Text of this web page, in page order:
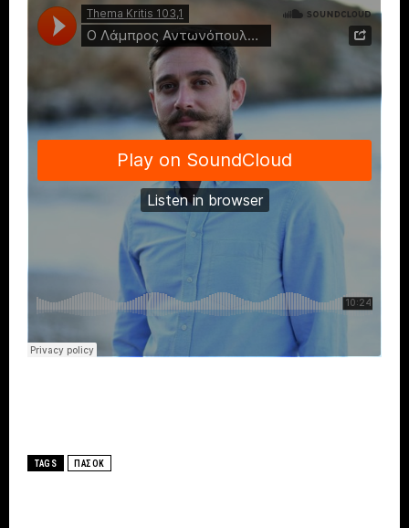
TAGS ΠΑΣΟΚ